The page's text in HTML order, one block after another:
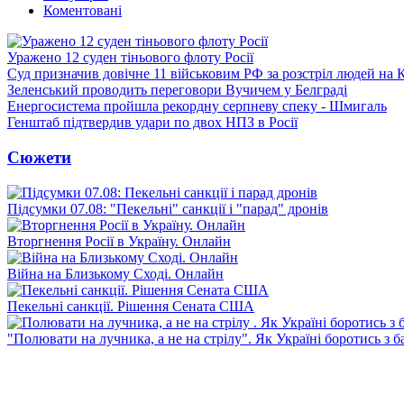
Коментовані
Уражено 12 суден тіньового флоту Росії
Суд призначив довічне 11 військовим РФ за розстріл людей на
Зеленський проводить переговори Вучичем у Белграді
Енергосистема пройшла рекордну серпневу спеку - Шмигаль
Генштаб підтвердив удари по двох НПЗ в Росії
Сюжети
Підсумки 07.08: "Пекельні" санкції і "парад" дронів
Вторгнення Росії в Україну. Онлайн
Війна на Близькому Сході. Онлайн
Пекельні санкції. Рішення Сената США
"Полювати на лучника, а не на стрілу". Як Україні боротись з